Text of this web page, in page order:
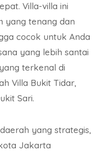
Villa-villa ini
yang tenang dan
cocok untuk Anda
yang lebih santai
terkenal di
Villa Bukit Tidar,
Sari.
yang strategis,
Jakarta